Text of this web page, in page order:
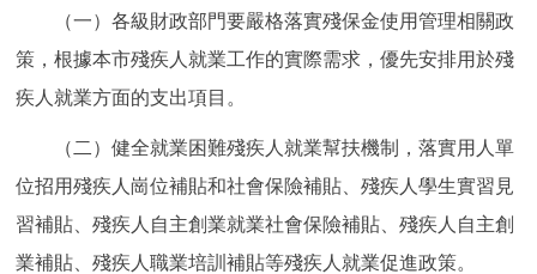
（一）各級財政部門要嚴格落實殘保金使用管理相關政
策，根據本市殘疾人就業工作的實際需求，優先安排用於殘
疾人就業方面的支出項目。
（二）健全就業困難殘疾人就業幫扶機制，落實用人單
位招用殘疾人崗位補貼和社會保險補貼、殘疾人學生實習見
習補貼、殘疾人自主創業就業社會保險補貼、殘疾人自主創
業補貼、殘疾人職業培訓補貼等殘疾人就業促進政策。